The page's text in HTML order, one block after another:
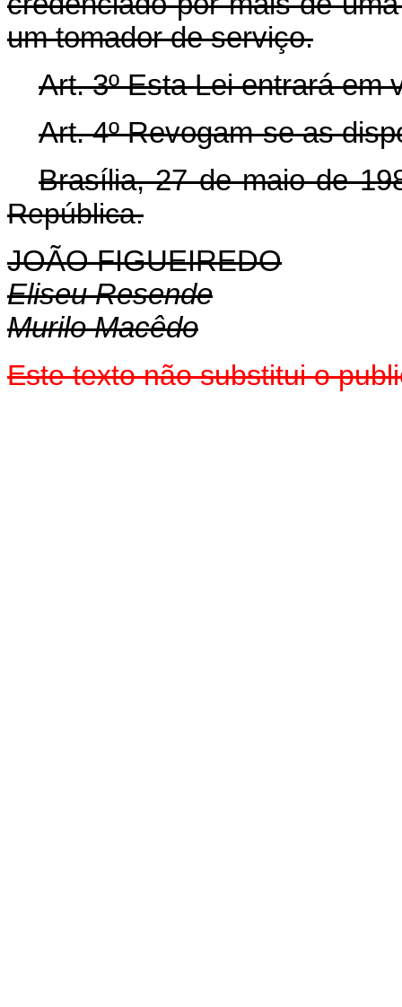
um tomador de serviço.
Art. 3º Esta Lei entrará em
Art. 4º Revogam-se as
Brasília, 27 de maio de
República.
JOÃO FIGUEIREDO
Eliseu Resende
Murilo Macêdo
Este texto não substitui o